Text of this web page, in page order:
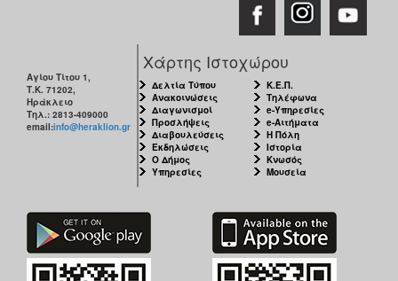
Αγίου Τίτου 1,
Τ.Κ. 71202,
Ηράκλειο
Τηλ.: 2813-409000
email:info@heraklion.gr
Χάρτης Ιστοχώρου
Δελτία Τύπου
Ανακοινώσεις
Διαγωνισμοί
Προσλήψεις
Διαβουλεύσεις
Εκδηλώσεις
Ο Δήμος
Υπηρεσίες
Κ.Ε.Π.
Τηλέφωνα
e-Υπηρεσίες
e-Αιτήματα
Η Πόλη
Ιστορία
Κνωσός
Μουσεία